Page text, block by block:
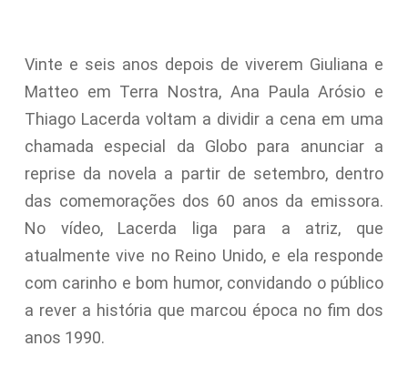
Vinte e seis anos depois de viverem Giuliana e
Matteo em Terra Nostra, Ana Paula Arósio e
Thiago Lacerda voltam a dividir a cena em uma
chamada especial da Globo para anunciar a
reprise da novela a partir de setembro, dentro
das comemorações dos 60 anos da emissora.
No vídeo, Lacerda liga para a atriz, que
atualmente vive no Reino Unido, e ela responde
com carinho e bom humor, convidando o público
a rever a história que marcou época no fim dos
anos 1990.